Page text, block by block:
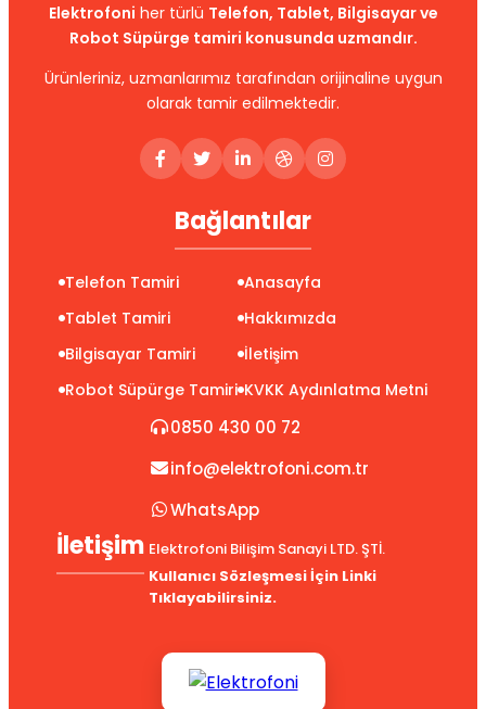
Elektrofoni her türlü Telefon, Tablet, Bilgisayar ve
Robot Süpürge tamiri konusunda uzmandır.
Ürünleriniz, uzmanlarımız tarafından orijinaline uygun
olarak tamir edilmektedir.
Bağlantılar
Telefon Tamiri
Tablet Tamiri
Bilgisayar Tamiri
Robot Süpürge Tamiri
Anasayfa
Hakkımızda
İletişim
KVKK Aydınlatma Metni
İletişim
0850 430 00 72
info@elektrofoni.com.tr
WhatsApp
Elektrofoni Bilişim Sanayi LTD. ŞTİ.
Kullanıcı Sözleşmesi İçin Linki
Tıklayabilirsiniz.